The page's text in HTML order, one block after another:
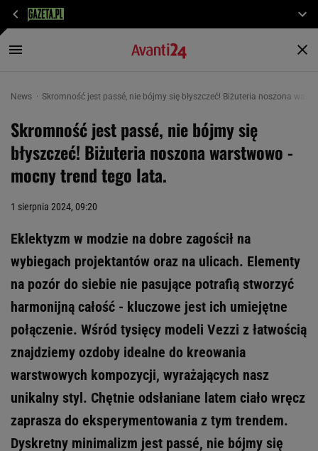
News Skromność jest passé, nie bójmy się błyszczeć! Biżuteria noszona
Skromność jest passé, nie bójmy się
błyszczeć! Biżuteria noszona warstwowo -
mocny trend tego lata.
1 sierpnia 2024, 09:20
Eklektyzm w modzie na dobre zagościł na
wybiegach projektantów oraz na ulicach. Elementy
na pozór do siebie nie pasujące potrafią stworzyć
harmonijną całość - kluczowe jest ich umiejętne
połączenie. Wśród tysięcy modeli Vezzi z łatwością
znajdziemy ozdoby idealne do kreowania
warstwowych kompozycji, wyrażających nasz
unikalny styl. Chętnie odsłaniane latem ciało wręcz
zaprasza do eksperymentowania z tym trendem.
Dyskretny minimalizm jest passé, nie bójmy się